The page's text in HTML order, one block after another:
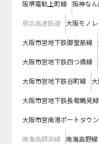
阪堺電軌上町線 阪神な
泉北高速鉄道 大阪モノ
大阪市営地下鉄御堂筋線
大阪市営地下鉄四つ橋線
大阪市営地下鉄谷町線
大阪市営地下鉄長堀鶴見
大阪市営南港ポートタウ
南海高師浜線 南海高野線